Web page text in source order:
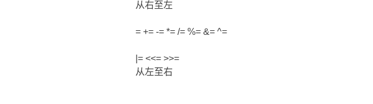
从右至左
= += -= *= /= %= &= ^=
|= <<= >>=
从左至右